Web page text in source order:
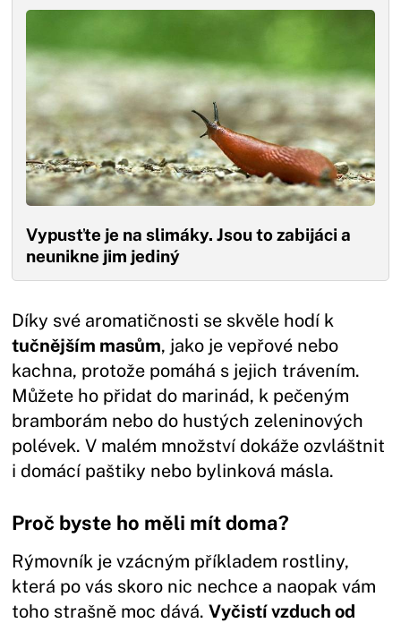
Vypusťte je na slimáky. Jsou to zabijáci a
neunikne jim jediný
Díky své aromatičnosti se skvěle hodí k
tučnějším masům, jako je vepřové nebo
kachna, protože pomáhá s jejich trávením.
Můžete ho přidat do marinád, k pečeným
bramborám nebo do hustých zeleninových
polévek. V malém množství dokáže ozvláštnit
i domácí paštiky nebo bylinková másla.
Proč byste ho měli mít doma?
Rýmovník je vzácným příkladem rostliny,
která po vás skoro nic nechce a naopak vám
toho strašně moc dává.Vyčistí vzduch od